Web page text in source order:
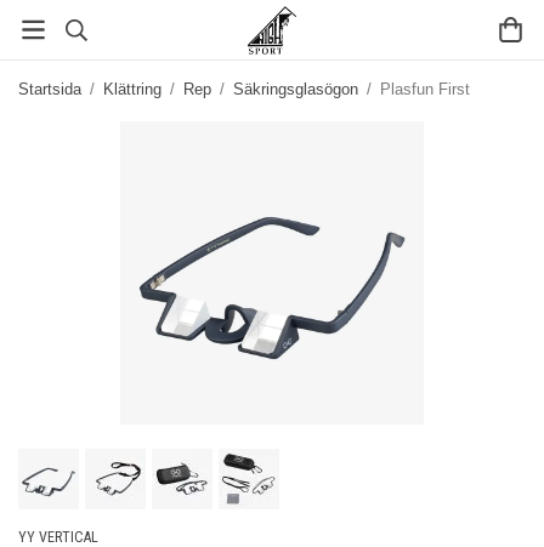
Startsida / Klättring / Rep / Säkringsglasögon / Plasfun First
YY VERTICAL